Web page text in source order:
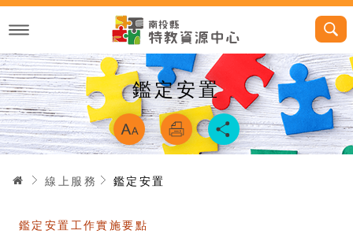
跳
主
內
容
鑑定安置 略過字型切換
首頁線上服務 鑑定安置
鑑定安置工作實施要點